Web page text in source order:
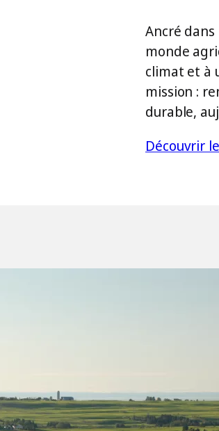
Ancré
monde
climat et à
mission :
durable,
Découvrir